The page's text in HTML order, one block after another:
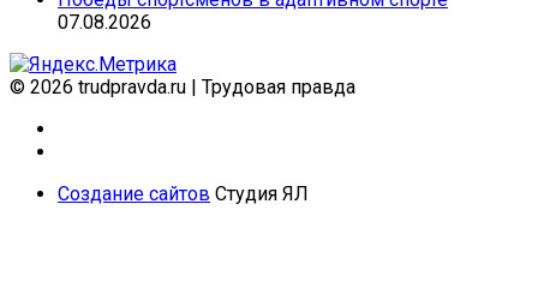
07.08.2026
© 2026 trudpravda.ru | Трудовая правда
Создание сайтов Студия ЯЛ